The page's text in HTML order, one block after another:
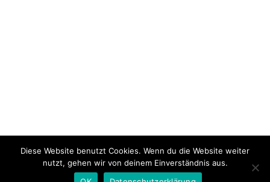
© Copyright - 2024 AutoMarktNews.de
Datenschutzerklärung FAQ Kontakt Impressum
Diese Website benutzt Cookies. Wenn du die Website weiter
nutzt, gehen wir von deinem Einverständnis aus.